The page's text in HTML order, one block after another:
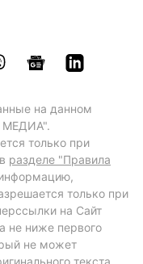
на данном
МЕДИА".
только при
разделе "Правила
только при
на Сайт
не ниже первого
не может
текста,